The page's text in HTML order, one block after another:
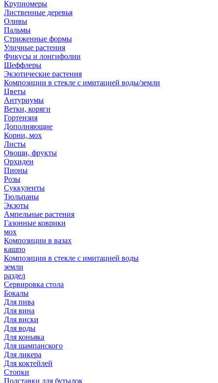
Крупномеры
Лиственные деревья
Оливы
Пальмы
Стриженные формы
Уличные растения
Фикусы и лонгифолии
Шеффлеры
Экзотические растения
Композиции в стекле с имитацией воды/земли
Цветы
Антуриумы
Ветки, коряги
Гортензия
Дополняющие
Корни, мох
Листы
Овощи, фрукты
Орхидеи
Пионы
Розы
Суккуленты
Тюльпаны
Экзоты
Ампельные растения
Газонные коврики
мох
Композиции в вазах
кашпо
Композиции в стекле с имитацией воды
земли
раздел
Сервировка стола
Бокалы
Для пива
Для вина
Для виски
Для воды
Для коньяка
Для шампанского
Для ликера
Для коктейлей
Стопки
Подставки для бутылок